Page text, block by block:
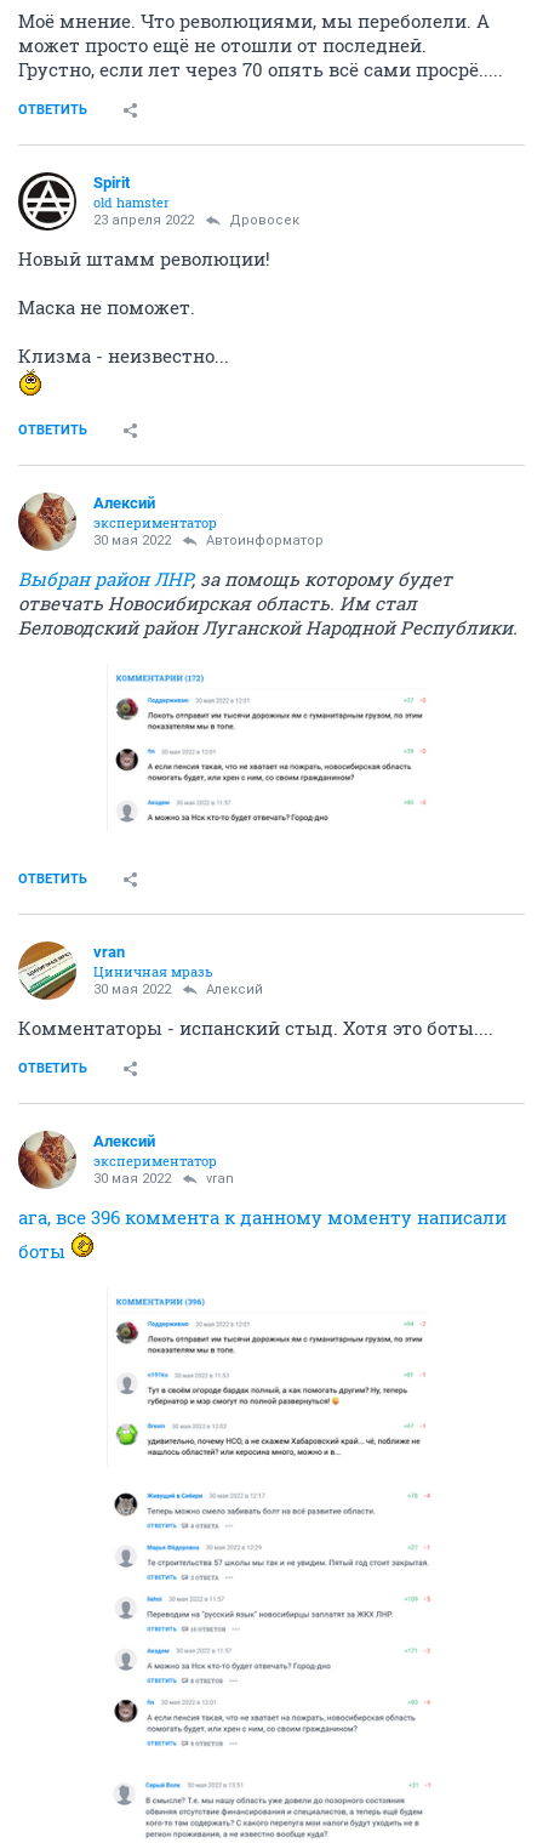
Моё мнение. Что революциями, мы переболели. А
может просто ещё не отошли от последней.
Грустно, если лет через 70 опять всё сами просрё.....
ОТВЕТИТЬ
Spirit
old hamster
23 апреля 2022 Дровосек
Новый штамм революции!
Маска не поможет.
Клизма - неизвестно...
ОТВЕТИТЬ
Алексий
экспериментатор
30 мая 2022 Автоинформатор
Выбран район ЛНР, за помощь которому будет
отвечать Новосибирская область. Им стал
Беловодский район Луганской Народной Республики.
ОТВЕТИТЬ
vran
Циничная мразь
30 мая 2022 Алексий
Комментаторы - испанский стыд. Хотя это боты....
ОТВЕТИТЬ
Алексий
экспериментатор
30 мая 2022 vran
ага, все 396 коммента к данному моменту написали
боты